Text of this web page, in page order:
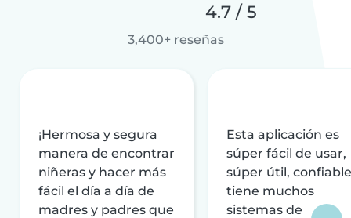
4.7 / 5
3,400+ reseñas
¡Hermosa y segura
manera de encontrar
niñeras y hacer más
fácil el día a día de
madres y padres que
Esta aplicación es
súper fácil de usar,
súper útil,
tiene muchos
sistemas de